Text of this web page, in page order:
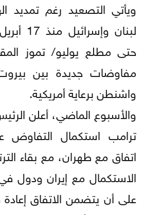
ويأتي التصعيد رغم تمديد
لبنان
حتى مطلع يوليو/ تموز
مفاوضات جديدة بين
واشنطن برعاية أمريكية.
والأسبوع الماضي، أعلن
ترامب استكمال
اتفاق مع طهران، مع بقاء
الاستكمال مع إيران ودول
على أن يتضمن الاتفاق